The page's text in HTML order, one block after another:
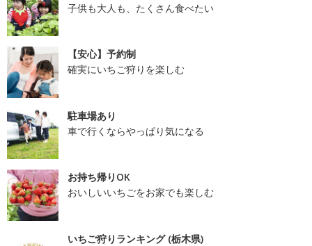
子供も大人も、たくさん食べたい
【安心】予約制
確実にいちご狩りを楽しむ
駐車場あり
車で行くならやっぱり気になる
お持ち帰りOK
おいしいいちごをお家でも楽しむ
いちご狩りランキング (栃木県)